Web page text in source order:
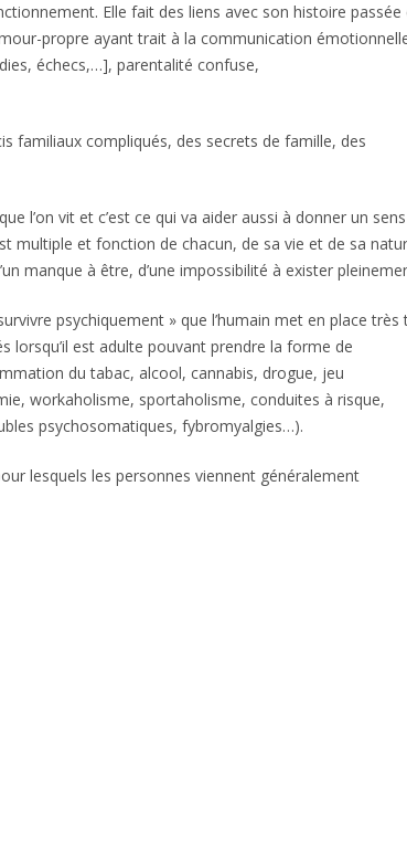
Elle fait des liens avec son histoire passée
propre ayant trait à la communication
échecs,…], parentalité confuse,
familiaux compliqués, des secrets de famille, des
l’on vit et c’est ce qui va aider aussi à donner un
multiple et fonction de chacun, de sa vie et de sa
manque à être, d’une impossibilité à exister
psychiquement » que l’humain met en place très
lorsqu’il est adulte pouvant prendre la forme de
du tabac, alcool, cannabis, drogue, jeu
workaholisme, sportaholisme, conduites à risque,
psychosomatiques, fybromyalgies…).
lesquels les personnes viennent généralement